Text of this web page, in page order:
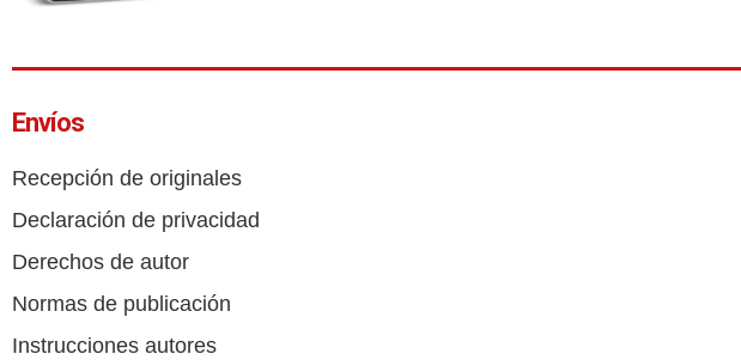
Envíos
Recepción de originales
Declaración de privacidad
Derechos de autor
Normas de publicación
Instrucciones autores